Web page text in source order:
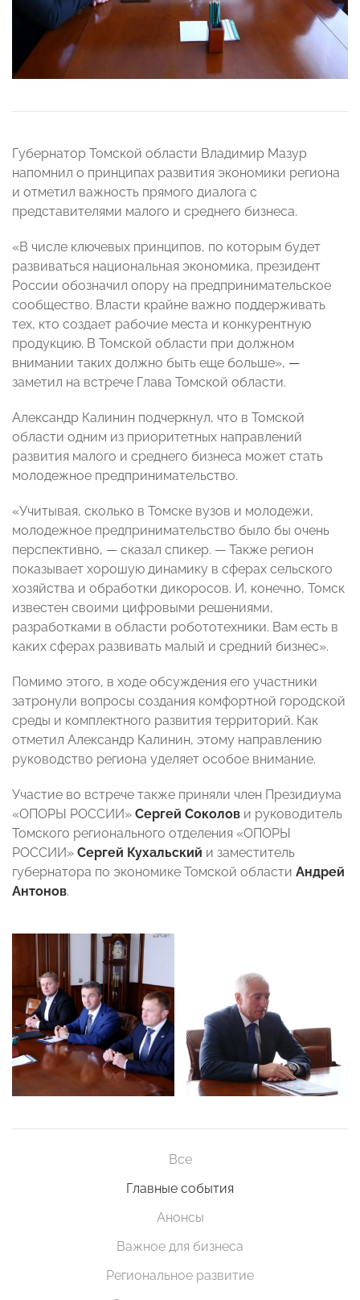
Губернатор Томской области Владимир Мазур
напомнил о принципах развития экономики региона
и отметил важность прямого диалога с
представителями малого и среднего бизнеса.
«В числе ключевых принципов, по которым будет
развиваться национальная экономика, президент
России обозначил опору на предпринимательское
сообщество. Власти крайне важно поддерживать
тех, кто создает рабочие места и конкурентную
продукцию. В Томской области при должном
внимании таких должно быть еще больше», —
заметил на встрече Глава Томской области.
Александр Калинин подчеркнул, что в Томской
области одним из приоритетных направлений
развития малого и среднего бизнеса может стать
молодежное предпринимательство.
«Учитывая, сколько в Томске вузов и молодежи,
молодежное предпринимательство было бы очень
перспективно, — сказал спикер. — Также регион
показывает хорошую динамику в сферах сельского
хозяйства и обработки дикоросов. И, конечно, Томск
известен своими цифровыми решениями,
разработками в области робототехники. Вам есть в
каких сферах развивать малый и средний бизнес».
Помимо этого, в ходе обсуждения его участники
затронули вопросы создания комфортной городской
среды и комплектного развития территорий. Как
отметил Александр Калинин, этому направлению
руководство региона уделяет особое внимание.
Участие во встрече также приняли член Президиума
«ОПОРЫ РОССИИ» Сергей Соколов и руководитель
Томского регионального отделения «ОПОРЫ
РОССИИ» Сергей Кухальский и заместитель
губернатора по экономике Томской области Андрей
Антонов.
Все
Главные события
Анонсы
Важное для бизнеса
Региональное развитие